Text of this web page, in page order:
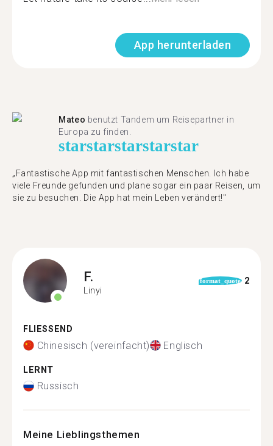
App herunterladen
Mateo benutzt Tandem um Reisepartner in
Europa zu finden.
starstarstarstarstar
„Fantastische App mit fantastischen Menschen. Ich habe
viele Freunde gefunden und plane sogar ein paar Reisen, um
sie zu besuchen. Die App hat mein Leben verändert!"
F.
Linyi
format_quote 2
FLIESSEND
Chinesisch (vereinfacht) Englisch
LERNT
Russisch
Meine Lieblingsthemen